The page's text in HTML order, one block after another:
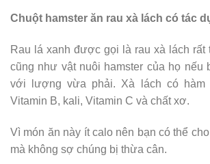
Chuột hamster ăn rau xà lách có tác
Rau lá xanh được gọi là rau xà lách rất
cũng như vật nuôi hamster của họ nếu
với lượng vừa phải. Xà lách có hàm
Vitamin B, kali, Vitamin C và chất xơ.
Vì món ăn này ít calo nên bạn có thể
mà không sợ chúng bị thừa cân.